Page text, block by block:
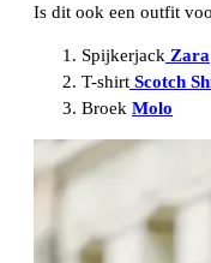
Is dit ook een outfit
Spijkerjack Zara
T-shirt Scotch
Broek Molo